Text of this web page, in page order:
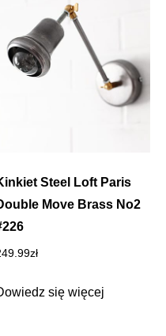
Steel Loft Paris
Move Brass No2
zł
się więcej